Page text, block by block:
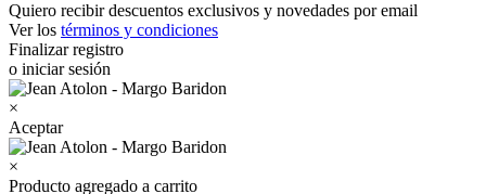
Quiero recibir descuentos exclusivos y novedades por email
Ver los términos y condiciones
Finalizar registro
o iniciar sesión
×
Aceptar
×
Producto agregado a carrito